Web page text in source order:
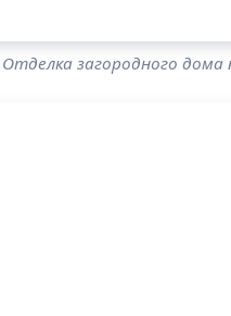
Отделка загородного дома